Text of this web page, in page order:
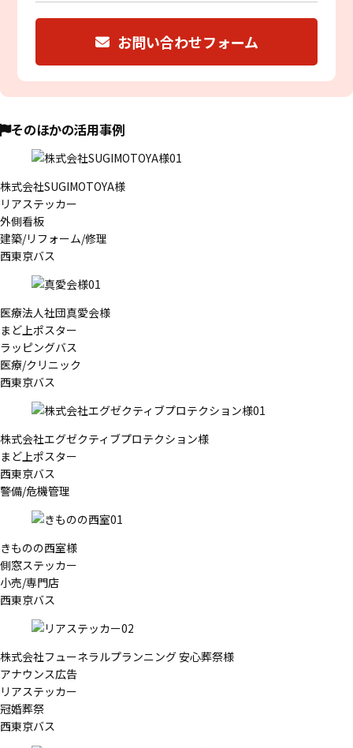
お問い合わせフォーム
そのほかの活用事例
株式会社SUGIMOTOYA様
リアステッカー
外側看板
建築/リフォーム/修理
西東京バス
医療法人社団真愛会様
まど上ポスター
ラッピングバス
医療/クリニック
西東京バス
株式会社エグゼクティブプロテクション様
まど上ポスター
西東京バス
警備/危機管理
きものの西室様
側窓ステッカー
小売/専門店
西東京バス
株式会社フューネラルプランニング 安心葬祭様
アナウンス広告
リアステッカー
冠婚葬祭
西東京バス